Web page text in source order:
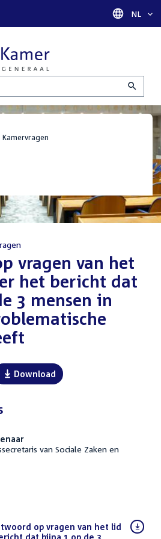
Taal
NL
Kamervragen
vragen van het
het bericht dat
3 mensen in
Download
van Sociale Zaken en
op vragen van het lid
dat bijna 1 op de 3